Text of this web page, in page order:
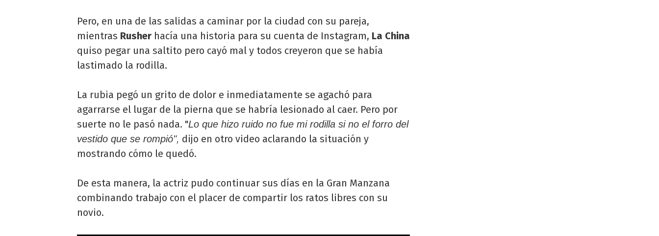
Pero, en una de las salidas a caminar por la ciudad con su pareja,
mientras Rusher hacía una historia para su cuenta de Instagram, La China
quiso pegar una saltito pero cayó mal y todos creyeron que se había
lastimado la rodilla.
La rubia pegó un grito de dolor e inmediatamente se agachó para
agarrarse el lugar de la pierna que se habría lesionado al caer. Pero por
suerte no le pasó nada. "Lo que hizo ruido no fue mi rodilla si no el forro del
vestido que se rompió", dijo en otro video aclarando la situación y
mostrando cómo le quedó.
De esta manera, la actriz pudo continuar sus días en la Gran Manzana
combinando trabajo con el placer de compartir los ratos libres con su
novio.